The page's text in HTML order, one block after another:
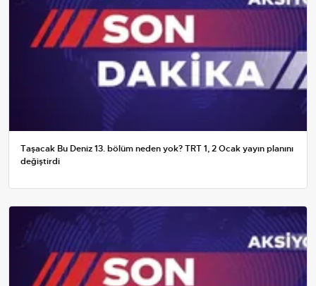
Taşacak Bu Deniz 13. bölüm neden yok? TRT 1, 2 Ocak yayın planını
değiştirdi